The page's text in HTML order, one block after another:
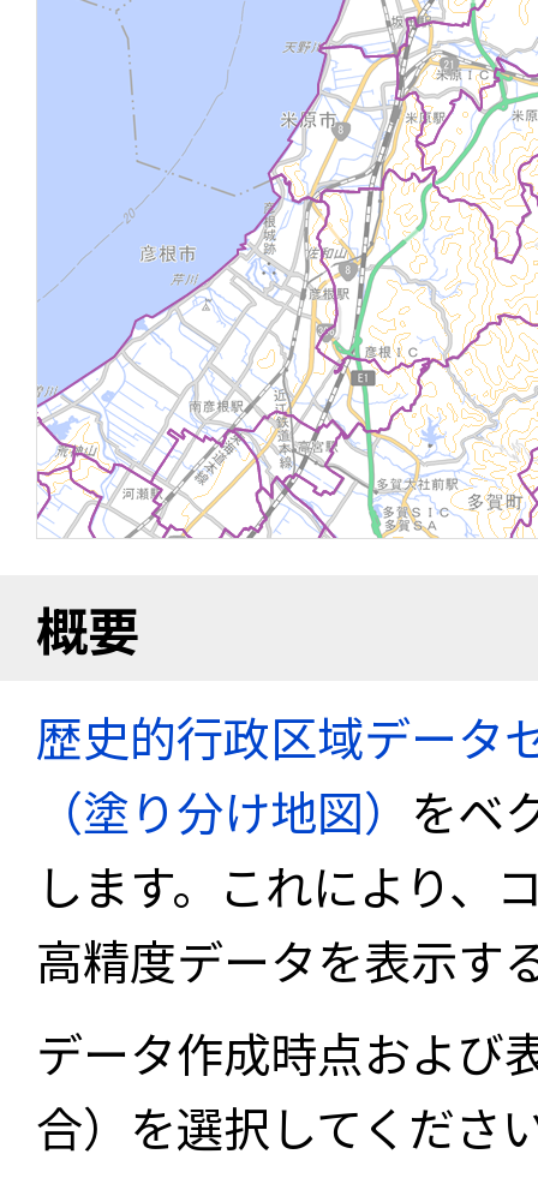
概要
歴史的行政区域データ
（塗り分け地図） をベ
します。これにより、
高精度データを表示す
データ作成時点および
合）を選択してくださ